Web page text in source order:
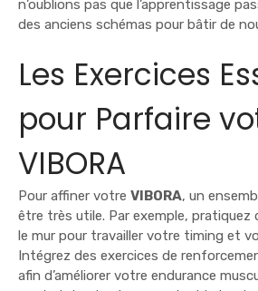
n’oublions pas que l’apprentissage
des anciens schémas pour bâtir de
Les Exercices
pour Parfaire
VIBORA
Pour affiner votre VIBORA, un
être très utile. Par exemple,
le mur pour travailler votre timing et
Intégrez des exercices de
afin d’améliorer votre endurance